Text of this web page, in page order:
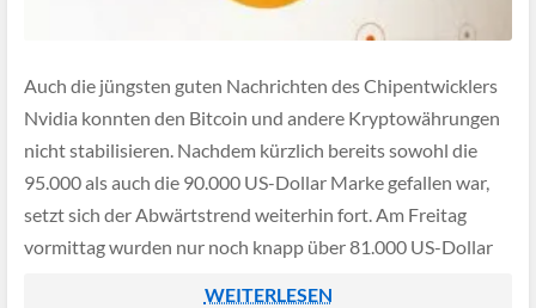
Auch die jüngsten guten Nachrichten des Chipentwicklers
Nvidia konnten den Bitcoin und andere Kryptowährungen
nicht stabilisieren. Nachdem kürzlich bereits sowohl die
95.000 als auch die 90.000 US-Dollar Marke gefallen war,
setzt sich der Abwärtstrend weiterhin fort. Am Freitag
vormittag wurden nur noch knapp über 81.000 US-Dollar
WEITERLESEN